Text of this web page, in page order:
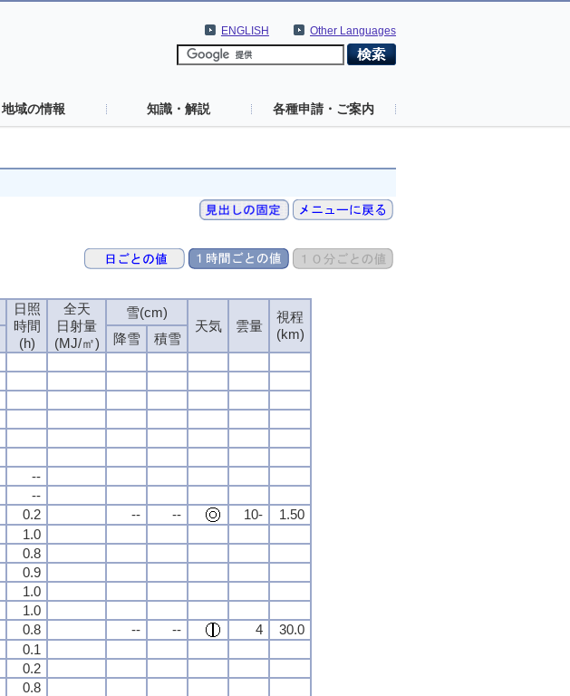
Other Languages
ENGLISH
地域の情報 知識・解説 各種申請・ご案内
日照
時間
(h)
全天
日射量
(MJ/㎡)
雪(cm)
天気
雲量
視程
(km)
降雪
積雪
--
--
0.2 -- -- 10-
1.50
1.0
0.8
0.9
1.0
1.0
0.8 -- -- 4
30.0
0.1
0.2
0.8